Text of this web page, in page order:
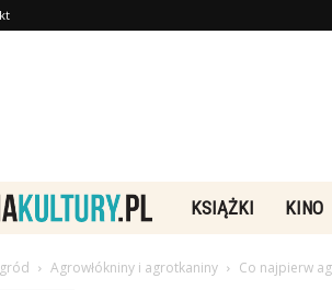
Rebeliakultury.pl
KSIĄŻKI KINO
Agrowłókniny i agrotkaniny Co najpierw